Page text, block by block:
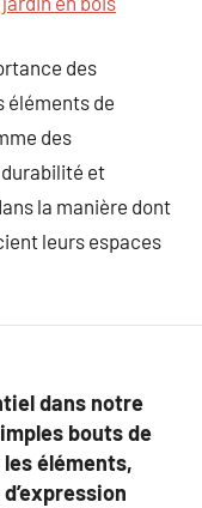
des
éléments de
des
et
la manière dont
leurs espaces
dans notre
bouts de
éléments,